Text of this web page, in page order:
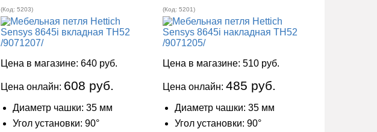
(Код:5203)
Цена в магазине:640 руб.
Цена онлайн: 608 руб.
Диаметр чашки: 35 мм
Угол установки: 90°
(Код:5201)
Цена в магазине:510 руб.
Цена онлайн:485 руб.
Диаметр чашки: 35 мм
Угол установки: 90°